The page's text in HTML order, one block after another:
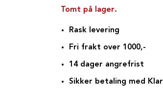
Tomt på lager
Rask levering
Fri frakt over 1000,-
14 dager angrefrist
Sikker betaling med